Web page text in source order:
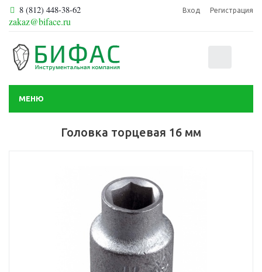
8 (812) 448-38-62
zakaz@biface.ru
Вход Регистрация
МЕНЮ
Головка торцевая 16 мм